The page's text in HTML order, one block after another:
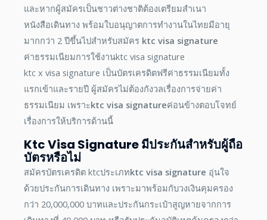
และหากผู้สมัครเป็นชาวต่างชาติต้องเตรียมสำเนา
หนังสือเดินทาง พร้อมใบอนุญาตการทำงานในไทยมีอายุ
มากกว่า 2 ปีขึ้นไปสำหรับสมัคร ktc visa signature
ค่าธรรมเนียมการใช้งานktc visa signature
ktc x visa signature เป็นบัตรเครดิตฟรีค่าธรรมเนียมทั้ง
แรกเข้าและรายปี ผู้สมัครไม่ต้องกังวลเรื่องการจ่ายค่า
ธรรมเนียม เพราะktc visa signatureค่อนข้างตอบโจทย์
เรื่องการให้บริการด้านนี้
Ktc Visa Signature มีประกันสำหรับผู้ถือ
บัตรหรือไม่
สมัครบัตรเครดิต ktcประเภทktc visa signature อุ่นใจ
ด้วยประกันการเดินทาง เพราะมาพร้อมกับวงเงินคุมครอง
กว่า 20,000,000 บาทและประกันกระเป๋าสูญหายจากการ